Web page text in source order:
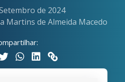
de 2024
Martins de Almeida Macedo